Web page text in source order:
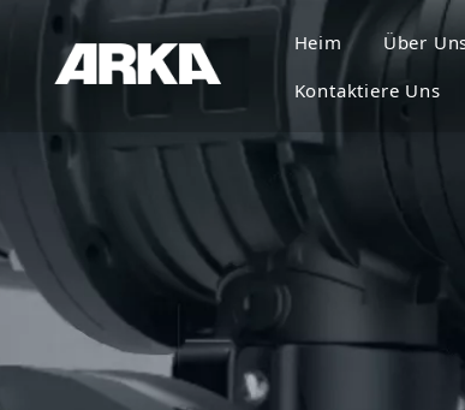
Heim Über
Kontaktiere Uns